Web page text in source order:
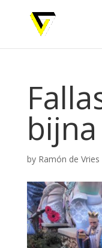
by Ramón de Vries